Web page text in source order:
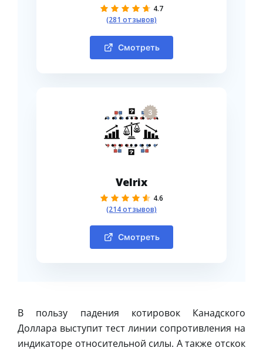
4.7
(281 отзывов)
Смотреть
3
Velrix
4.6
(214 отзывов)
Смотреть
В пользу падения котировок Канадского
Доллара выступит тест линии сопротивления на
индикаторе относительной силы. А также отскок